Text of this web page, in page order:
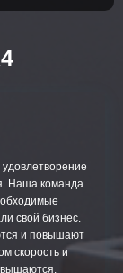
Наша команда
свой бизнес.
и повышают
скорость и